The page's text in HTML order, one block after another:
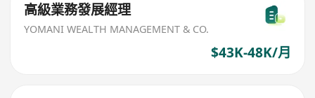
高級業務發展經理
YOMANI WEALTH MANAGEMENT & CO.
$43K-48K/月